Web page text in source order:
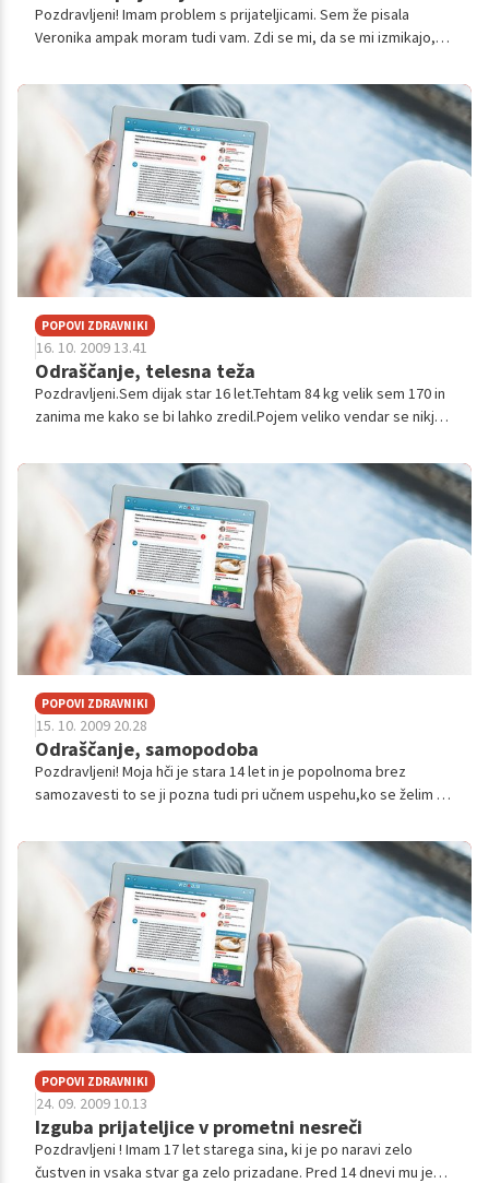
Pozdravljeni! Imam problem s prijateljicami. Sem že pisala
Veronika ampak moram tudi vam. Zdi se mi, da se mi izmikajo,da
dr...
POPOVI ZDRAVNIKI
16. 10. 2009 13.41
Odraščanje, telesna teža
Pozdravljeni.Sem dijak star 16 let.Tehtam 84 kg velik sem 170 in
zanima me kako se bi lahko zredil.Pojem veliko vendar se nikjer
POPOVI ZDRAVNIKI
15. 10. 2009 20.28
Odraščanje, samopodoba
Pozdravljeni! Moja hči je stara 14 let in je popolnoma brez
samozavesti to se ji pozna tudi pri učnem uspehu,ko se želim z
skoncentrirati oziroma da...
POPOVI ZDRAVNIKI
24. 09. 2009 10.13
Izguba prijateljice v prometni nesreči
Pozdravljeni ! Imam 17 let starega sina, ki je po naravi zelo
čustven in vsaka stvar ga zelo prizadane. Pred 14 dnevi mu je